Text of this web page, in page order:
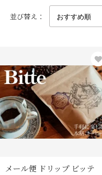
並び替え：
メール便 ドリップ ビッテ